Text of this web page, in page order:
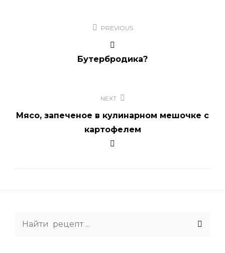
Навигация
PREVIOUS
Бутербродика?
NEXT
Мясо, запеченое в кулинарном мешочке с
картофелем
Search